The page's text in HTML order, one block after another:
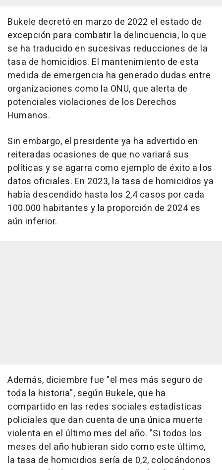
Bukele decretó en marzo de 2022 el estado de
excepción para combatir la delincuencia, lo que
se ha traducido en sucesivas reducciones de la
tasa de homicidios. El mantenimiento de esta
medida de emergencia ha generado dudas entre
organizaciones como la ONU, que alerta de
potenciales violaciones de los Derechos
Humanos.
Sin embargo, el presidente ya ha advertido en
reiteradas ocasiones de que no variará sus
políticas y se agarra como ejemplo de éxito a los
datos oficiales. En 2023, la tasa de homicidios ya
había descendido hasta los 2,4 casos por cada
100.000 habitantes y la proporción de 2024 es
aún inferior.
Además, diciembre fue "el mes más seguro de
toda la historia", según Bukele, que ha
compartido en las redes sociales estadísticas
policiales que dan cuenta de una única muerte
violenta en el último mes del año. "Si todos los
meses del año hubieran sido como este último,
la tasa de homicidios sería de 0,2, colocándonos